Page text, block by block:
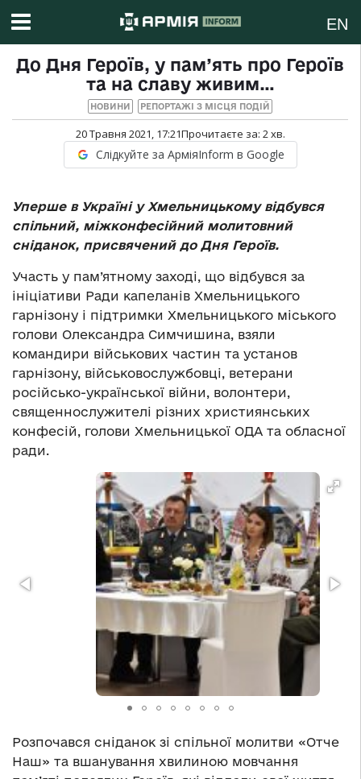
EN
До Дня Героїв, у пам’ять про Героїв
та на славу живим…
НОВИНИ РЕПОРТАЖІ З МІСЦЯ ПОДІЙ
20 Травня 2021, 17:21Прочитаєте за: 2хв.
Слідкуйте за АрміяInform в Google
Уперше в Україні у Хмельницькому відбувся
спільний, міжконфесійний молитовний
сніданок, присвячений до Дня Героїв.
Участь у пам’ятному заході, що відбувся за
ініціативи Ради капеланів Хмельницького
гарнізону і підтримки Хмельницького міського
голови Олександра Симчишина, взяли
командири військових частин та установ
гарнізону, військовослужбовці, ветерани
російсько-української війни, волонтери,
священнослужителі різних християнських
конфесій, голови Хмельницької ОДА та обласної
ради.
Розпочався сніданок зі спільної молитви «Отче
Наш» та вшанування хвилиною мовчання